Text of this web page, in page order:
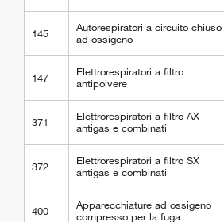
145
Autorespiratori a circuito chiuso
ad ossigeno
147
Elettrorespiratori a filtro
antipolvere
371
Elettrorespiratori a filtro AX
antigas e combinati
372
Elettrorespiratori a filtro SX
antigas e combinati
400
Apparecchiature ad ossigeno
compresso per la fuga